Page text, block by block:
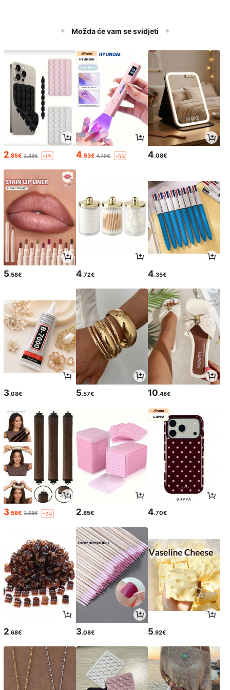
Možda će vam se svidjeti
2.85€ 2.88€ -1% 4.53€ 4.79€ -5% 4.08€
5.58€ 4.72€ 4.35€
3.08€ 5.57€ 10.48€
3.58€ 3.68€ -2% 2.85€ 4.70€
2.68€ 3.08€ 5.92€